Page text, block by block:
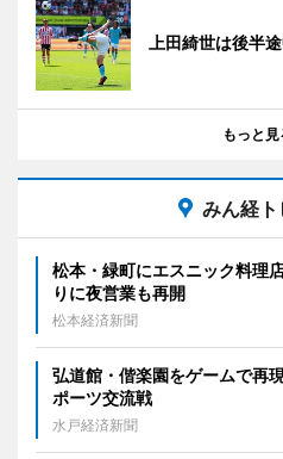
上田綺世は後半
もっと見
みん経
松本・緑町にエスニック料
りに夜営業も再開
松本経済新聞
弘道館・偕楽園をゲームで再
ポーツ交流戦
水戸経済新聞